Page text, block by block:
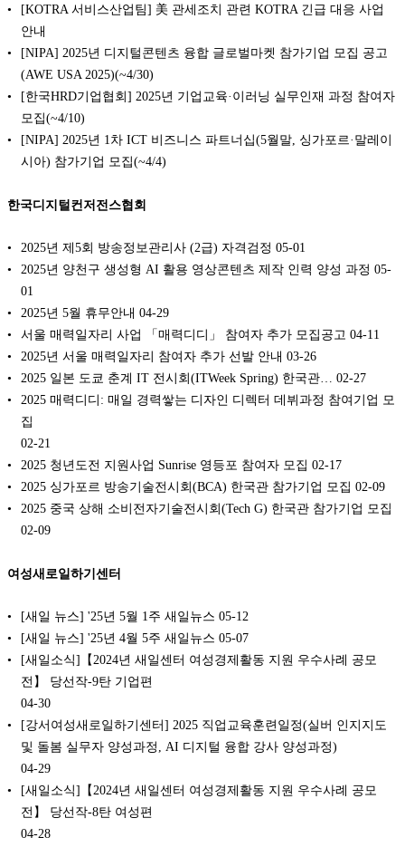
[KOTRA 서비스산업팀] 美 관세조치 관련 KOTRA 긴급 대응 사업
안내
[NIPA] 2025년 디지털콘텐츠 융합 글로벌마켓 참가기업 모집 공고
(AWE USA 2025)(~4/30)
[한국HRD기업협회] 2025년 기업교육·이러닝 실무인재 과정 참여자
모집(~4/10)
[NIPA] 2025년 1차 ICT 비즈니스 파트너십(5월말, 싱가포르·말레이
시아) 참가기업 모집(~4/4)
한국디지털컨저전스협회
2025년 제5회 방송정보관리사 (2급) 자격검정 05-01
2025년 양천구 생성형 AI 활용 영상콘텐츠 제작 인력 양성 과정 05-
01
2025년 5월 휴무안내 04-29
서울 매력일자리 사업 「매력디디」 참여자 추가 모집공고 04-11
2025년 서울 매력일자리 참여자 추가 선발 안내 03-26
2025 일본 도쿄 춘계 IT 전시회(ITWeek Spring) 한국관…
02-27
2025 매력디디: 매일 경력쌓는 디자인 디렉터 데뷔과정 참여기업 모
집
02-21
2025 청년도전 지원사업 Sunrise 영등포 참여자 모집 02-17
2025 싱가포르 방송기술전시회(BCA) 한국관 참가기업 모집 02-09
2025 중국 상해 소비전자기술전시회(Tech G) 한국관 참가기업 모집
02-09
여성새로일하기센터
[새일 뉴스] '25년 5월 1주 새일뉴스 05-12
[새일 뉴스] '25년 4월 5주 새일뉴스 05-07
[새일소식]【2024년 새일센터 여성경제활동 지원 우수사례 공모
전】 당선작-9탄 기업편
04-30
[강서여성새로일하기센터] 2025 직업교육훈련일정(실버 인지지도
및 돌봄 실무자 양성과정, AI 디지털 융합 강사 양성과정)
04-29
[새일소식]【2024년 새일센터 여성경제활동 지원 우수사례 공모
전】 당선작-8탄 여성편
04-28